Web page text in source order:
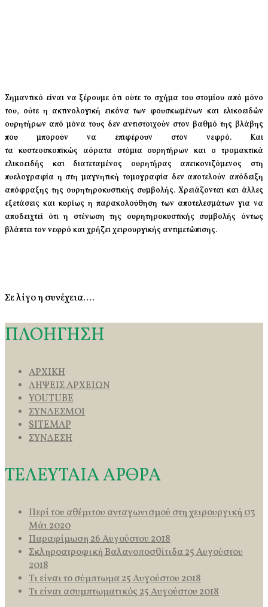
Σημαντικό είναι να ξέρουμε ότι ούτε το σχήμα του στομίου από μόνο
του, ούτε η ακτινολογική εικόνα των φουσκωμένων και ελικοειδών
ουρητήρων από μόνα τους δεν αντιστοιχούν στον βαθμό της βλάβης
που μπορούν να επιφέρουν στον νεφρό. Και
τα κυστεοσκοπικώς αόρατα στόμια ουρητήρων και ο τρομακτικά
ελικοειδής και διατεταμένος ουρητήρας απεικονιζόμενος στη
πυελογραφία η στη μαγνητική τομογραφία δεν αποτελούν απόδειξη
απόφραξης της ουρητηροκυστικής συμβολής. Χρειάζονται και άλλες
εξετάσεις και κυρίως η παρακολούθηση των αποτελεσμάτων για να
αποδειχτεί ότι η στένωση της ουρητηροκυστικής συμβολής όντως
βλάπτει τον νεφρό και χρήζει χειρουργικής αντιμετώπισης.
Σε λίγο η συνέχεια....
ΠΛΟΗΓΗΣΗ
ΑΡΧΙΚΗ
ΛΗΨΕΙΣ ΑΡΧΕΙΩΝ
YOUTUBE
ΣΥΝΔΕΣΜΟΙ
SITEMAP
ΣΥΝΔΕΣΗ
ΤΕΛΕΥΤΑΙΑ ΑΡΘΡΑ
Περί του αθέμιτου ανταγωνισμού στη χειρουργική03
Μάι 2020
Παραφίμωση26 Αυγούστου 2018
Σκληροατροφική Βαλανοποσθίτιδα25 Αυγούστου
2018
Τι είναι το σύμπτωμα25 Αυγούστου 2018
Τι είναι ασυμπτωματικός25 Αυγούστου 2018